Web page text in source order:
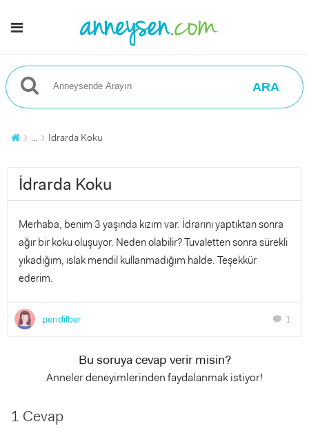
ARA
... İdrarda Koku
İdrarda Koku
Merhaba, benim 3 yaşında kızım var. İdrarını yaptıktan sonra
ağır bir koku oluşuyor. Neden olabilir? Tuvaletten sonra sürekli
yıkadığım, ıslak mendil kullanmadığım halde. Teşekkür
ederim.
peridilber chat 1
Bu soruya cevap verir misin?
Anneler deneyimlerinden faydalanmak istiyor!
1 Cevap